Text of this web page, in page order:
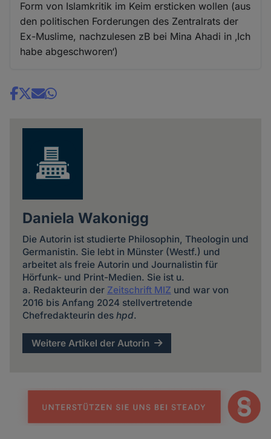
Form von Islamkritik im Keim ersticken wollen (aus
den politischen Forderungen des Zentralrats der
Ex-Muslime, nachzulesen zB bei Mina Ahadi in ‚Ich
habe abgeschworen‘)
Share
Daniela Wakonigg
Die Autorin ist studierte Philosophin, Theologin und
Germanistin. Sie lebt in Münster (Westf.) und
arbeitet als freie Autorin und Journalistin für
Hörfunk- und Print-Medien. Sie ist u.
a. Redakteurin der Zeitschrift MIZ und war von
2016 bis Anfang 2024 stellvertretende
Chefredakteurin des hpd.
Weitere Artikel der Autorin